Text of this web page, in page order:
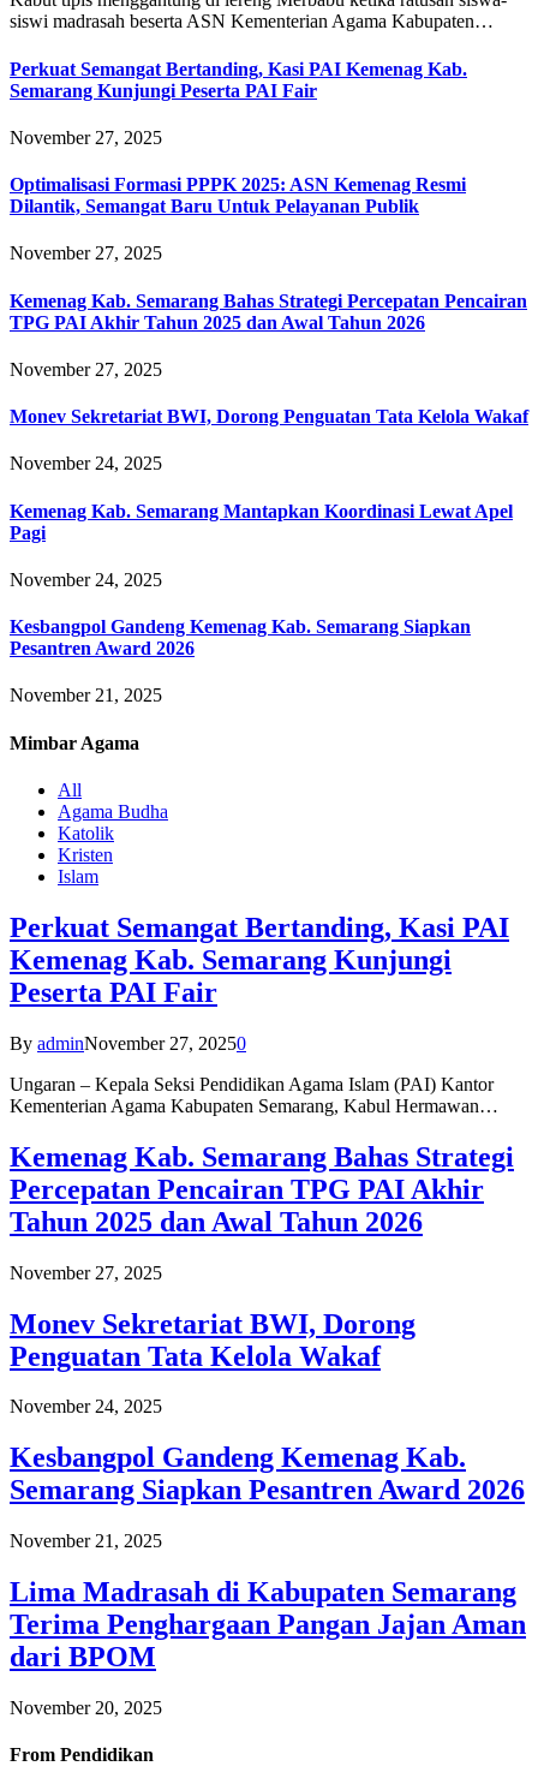
siswi madrasah beserta ASN Kementerian Agama Kabupaten…
Perkuat Semangat Bertanding, Kasi PAI Kemenag Kab.
Semarang Kunjungi Peserta PAI Fair
November 27, 2025
Optimalisasi Formasi PPPK 2025: ASN Kemenag Resmi
Dilantik, Semangat Baru Untuk Pelayanan Publik
November 27, 2025
Kemenag Kab. Semarang Bahas Strategi Percepatan Pencairan
TPG PAI Akhir Tahun 2025 dan Awal Tahun 2026
November 27, 2025
Monev Sekretariat BWI, Dorong Penguatan Tata Kelola Wakaf
November 24, 2025
Kemenag Kab. Semarang Mantapkan Koordinasi Lewat Apel
Pagi
November 24, 2025
Kesbangpol Gandeng Kemenag Kab. Semarang Siapkan
Pesantren Award 2026
November 21, 2025
Mimbar Agama
All
Agama Budha
Katolik
Kristen
Islam
Perkuat Semangat Bertanding, Kasi PAI
Kemenag Kab. Semarang Kunjungi
Peserta PAI Fair
By adminNovember 27, 20250
Ungaran – Kepala Seksi Pendidikan Agama Islam (PAI) Kantor
Kementerian Agama Kabupaten Semarang, Kabul Hermawan…
Kemenag Kab. Semarang Bahas Strategi
Percepatan Pencairan TPG PAI Akhir
Tahun 2025 dan Awal Tahun 2026
November 27, 2025
Monev Sekretariat BWI, Dorong
Penguatan Tata Kelola Wakaf
November 24, 2025
Kesbangpol Gandeng Kemenag Kab.
Semarang Siapkan Pesantren Award 2026
November 21, 2025
Lima Madrasah di Kabupaten Semarang
Terima Penghargaan Pangan Jajan Aman
dari BPOM
November 20, 2025
From Pendidikan